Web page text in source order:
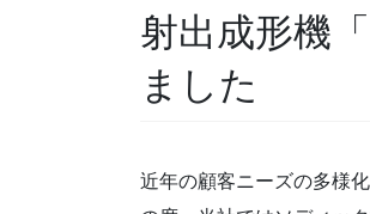
射出成形機
ました
近年の顧客ニーズの多様